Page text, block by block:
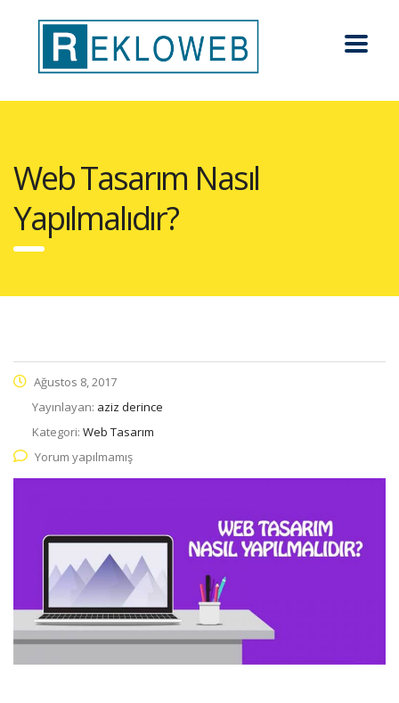
Web Tasarım Nasıl
Yapılmalıdır?
Ağustos 8, 2017
Yayınlayan: aziz derince
Kategori: Web Tasarım
Yorum yapılmamış